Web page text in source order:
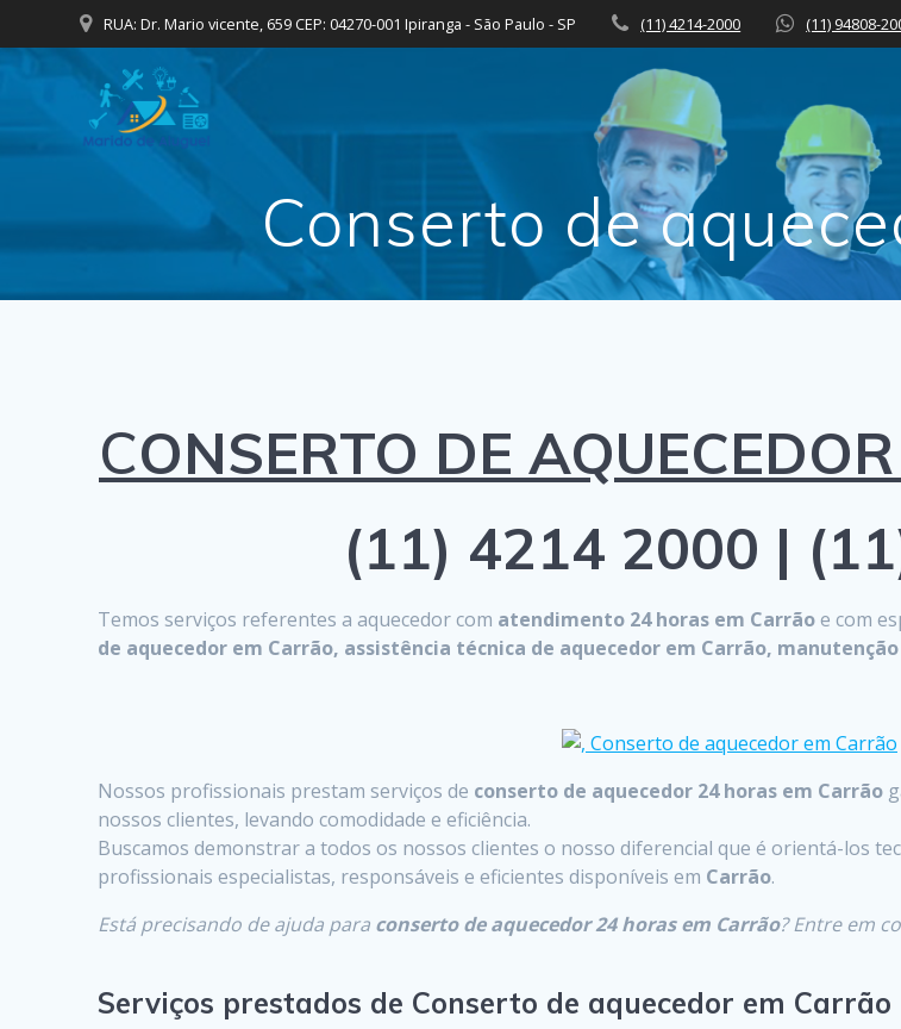
to
RUA: Dr. Mario vicente, 659 CEP: 04270-001 Ipiranga - São Paulo - SP (11) 4214-2000 (11) 94808-
Conserto de
CONSERTO DE
(11) 4214 2000 |
Temos serviços referentes a aquecedor com atendimento 24 horas em Carrãoe com
de aquecedor em Carrão, assistência técnica de aquecedor em Carrão,
Nossos profissionais prestam serviços de conserto de aquecedor 24 horas em Carrão
nossos clientes, levando comodidade e eficiência.
Buscamos demonstrar a todos os nossos clientes o nosso diferencial que é orientá-los
profissionais especialistas, responsáveis e eficientes disponíveis em Carrão.
Está precisando de ajuda para conserto de aquecedor 24 horas em Carrão? Entre em
Serviços prestados de Conserto de aquecedor em Carrão